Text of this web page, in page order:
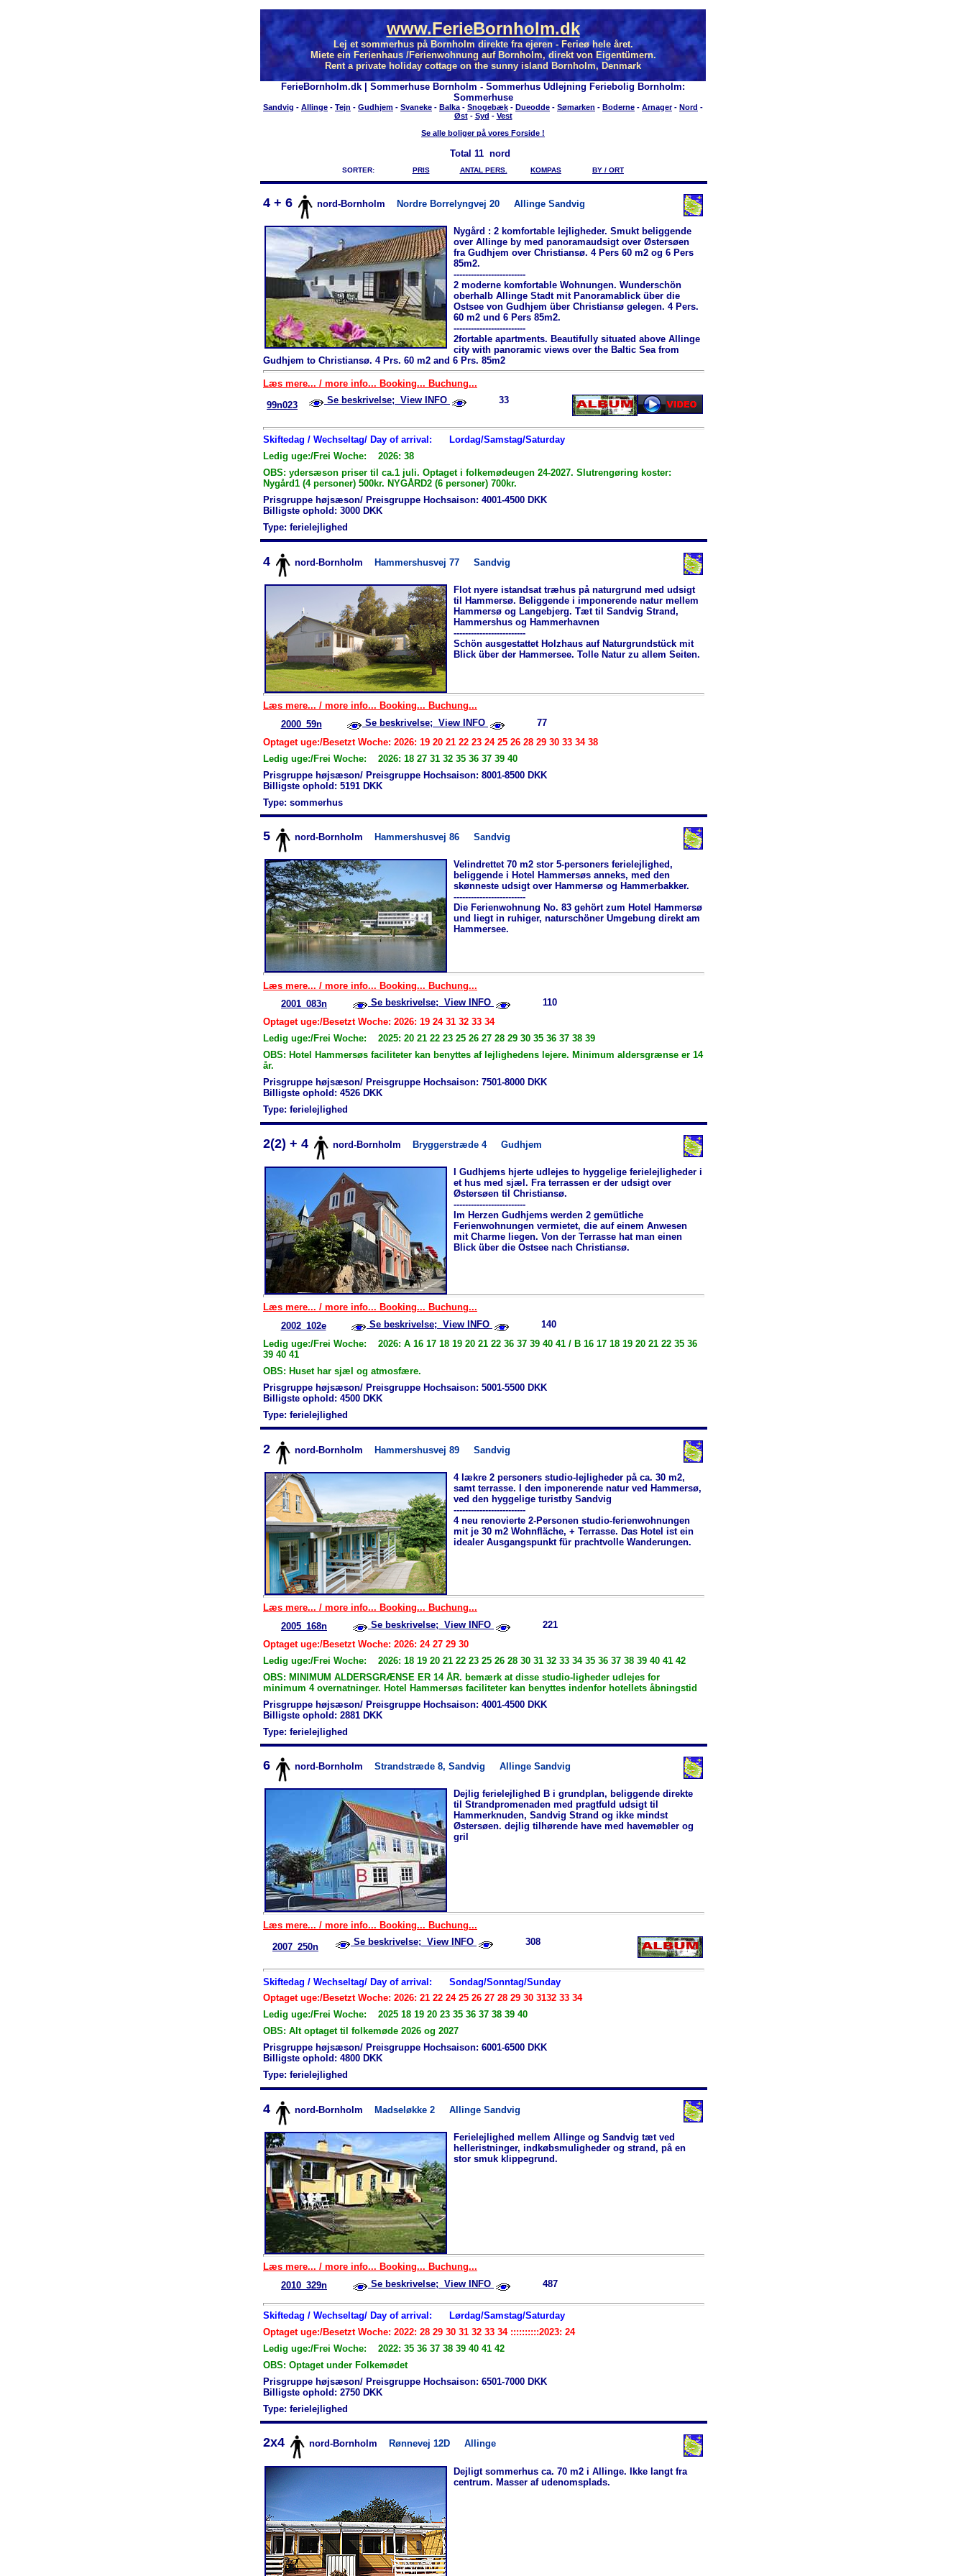
www.FerieBornholm.dk
Lej et sommerhus på Bornholm direkte fra ejeren - Ferieø hele året.
Miete ein Ferienhaus /Ferienwohnung auf Bornholm, direkt von Eigentümern.
Rent a private holiday cottage on the sunny island Bornholm, Denmark
FerieBornholm.dk | Sommerhuse Bornholm - Sommerhus Udlejning Feriebolig Bornholm:
Sommerhuse
Sandvig - Allinge - Tejn - Gudhjem - Svaneke - Balka - Snogebæk - Dueodde - Sømarken - Boderne - Arnager- Nord -
Øst- Syd - Vest
Se alle boliger på vores Forside !
Total 11 nord
SORTER: PRIS ANTAL PERS. KOMPAS BY / ORT
4 + 6 nord-Bornholm Nordre Borrelyngvej 20 Allinge Sandvig
Nygård : 2 komfortable lejligheder. Smukt beliggende
over Allinge by med panoramaudsigt over Østersøen
fra Gudhjem over Christiansø. 4 Pers 60 m2 og 6 Pers
85m2.
-------------------------
2 moderne komfortable Wohnungen. Wunderschön
oberhalb Allinge Stadt mit Panoramablick über die
Ostsee von Gudhjem über Christiansø gelegen. 4 Pers.
60 m2 und 6 Pers 85m2.
-------------------------
2fortable apartments. Beautifully situated above Allinge
city with panoramic views over the Baltic Sea from
Gudhjem to Christiansø. 4 Prs. 60 m2 and 6 Prs. 85m2
Læs mere... / more info... Booking... Buchung...
99n023
Se beskrivelse; View INFO 33
Skiftedag / Wechseltag/ Day of arrival:
Lordag/Samstag/Saturday
Ledig uge:/Frei Woche: 2026: 38
OBS: ydersæson priser til ca.1 juli. Optaget i folkemødeugen 24-2027. Slutrengøring koster:
Nygård1 (4 personer) 500kr. NYGÅRD2 (6 personer) 700kr.
Prisgruppe højsæson/ Preisgruppe Hochsaison: 4001-4500 DKK
Billigste ophold: 3000 DKK
Type: ferielejlighed
4 nord-Bornholm Hammershusvej 77 Sandvig
Flot nyere istandsat træhus på naturgrund med udsigt
til Hammersø. Beliggende i imponerende natur mellem
Hammersø og Langebjerg. Tæt til Sandvig Strand,
Hammershus og Hammerhavnen
-------------------------
Schön ausgestattet Holzhaus auf Natur­grundstück mit
Blick über der Hammersee. Tolle Natur zu allem Seiten.
Læs mere... / more info... Booking... Buchung...
2000_59n
Se beskrivelse; View INFO
77
Optaget uge:/Besetzt Woche: 2026: 19 20 21 22 23 24 25 26 28 29 30 33 34 38
Ledig uge:/Frei Woche: 2026: 18 27 31 32 35 36 37 39 40
Prisgruppe højsæson/ Preisgruppe Hochsaison: 8001-8500 DKK
Billigste ophold: 5191 DKK
Type: sommerhus
5 nord-Bornholm Hammershusvej 86 Sandvig
Velindrettet 70 m2 stor 5-personers ferielejlighed,
beliggende i Hotel Hammersøs anneks, med den
skønneste udsigt over Hammersø og Hammerbakker.
-------------------------
Die Ferienwohnung No. 83 gehört zum Hotel Hammersø
und liegt in ruhiger, naturschöner Umgebung direkt am
Hammersee.
Læs mere... / more info... Booking... Buchung...
2001_083n
Se beskrivelse; View INFO
110
Optaget uge:/Besetzt Woche: 2026: 19 24 31 32 33 34
Ledig uge:/Frei Woche: 2025: 20 21 22 23 25 26 27 28 29 30 35 36 37 38 39
OBS: Hotel Hammersøs faciliteter kan benyttes af lejlighedens lejere. Minimum aldersgrænse er 14
år.
Prisgruppe højsæson/ Preisgruppe Hochsaison: 7501-8000 DKK
Billigste ophold: 4526 DKK
Type: ferielejlighed
2(2) + 4 nord-Bornholm Bryggerstræde 4 Gudhjem
I Gudhjems hjerte udlejes to hyggelige ferielejligheder i
et hus med sjæl. Fra terrassen er der udsigt over
Østersøen til Christiansø.
-------------------------
Im Herzen Gudhjems werden 2 gemütliche
Ferienwohnungen vermietet, die auf einem Anwesen
mit Charme liegen. Von der Terrasse hat man einen
Blick über die Ostsee nach Christiansø.
Læs mere... / more info... Booking... Buchung...
2002_102e
Se beskrivelse; View INFO
140
Ledig uge:/Frei Woche: 2026: A 16 17 18 19 20 21 22 36 37 39 40 41 / B 16 17 18 19 20 21 22 35 36
39 40 41
OBS: Huset har sjæl og atmosfære.
Prisgruppe højsæson/ Preisgruppe Hochsaison: 5001-5500 DKK
Billigste ophold: 4500 DKK
Type: ferielejlighed
2 nord-Bornholm Hammershusvej 89 Sandvig
4 lækre 2 personers studio-lejligheder på ca. 30 m2,
samt terrasse. I den imponerende natur ved Hammersø,
ved den hyggelige turistby Sandvig
-------------------------
4 neu renovierte 2-Personen studio-ferienwohnungen
mit je 30 m2 Wohnfläche, + Terrasse. Das Hotel ist ein
idealer Ausgangspunkt für prachtvolle Wanderungen.
Læs mere... / more info... Booking... Buchung...
2005_168n
Se beskrivelse; View INFO
221
Optaget uge:/Besetzt Woche: 2026: 24 27 29 30
Ledig uge:/Frei Woche: 2026: 18 19 20 21 22 23 25 26 28 30 31 32 33 34 35 36 37 38 39 40 41 42
OBS: MINIMUM ALDERSGRÆNSE ER 14 ÅR. bemærk at disse studio-ligheder udlejes for
minimum 4 overnatninger. Hotel Hammersøs faciliteter kan benyttes indenfor hotellets åbningstid
Prisgruppe højsæson/ Preisgruppe Hochsaison: 4001-4500 DKK
Billigste ophold: 2881 DKK
Type: ferielejlighed
6 nord-Bornholm Strandstræde 8, Sandvig Allinge Sandvig
Dejlig ferielejlighed B i grundplan, beliggende direkte
til Strandpromenaden med pragtfuld udsigt til
Hammerknuden, Sandvig Strand og ikke mindst
Østersøen. dejlig tilhørende have med havemøbler og
gril
Læs mere... / more info... Booking... Buchung...
2007_250n Se beskrivelse; View INFO 308
Skiftedag / Wechseltag/ Day of arrival: Sondag/Sonntag/Sunday
Optaget uge:/Besetzt Woche: 2026: 21 22 24 25 26 27 28 29 30 3132 33 34
Ledig uge:/Frei Woche: 2025 18 19 20 23 35 36 37 38 39 40
OBS: Alt optaget til folkemøde 2026 og 2027
Prisgruppe højsæson/ Preisgruppe Hochsaison: 6001-6500 DKK
Billigste ophold: 4800 DKK
Type: ferielejlighed
4 nord-Bornholm Madseløkke 2 Allinge Sandvig
Ferielejlighed mellem Allinge og Sandvig tæt ved
helleristninger, indkøbsmuligheder og strand, på en
stor smuk klippegrund.
Læs mere... / more info... Booking... Buchung...
2010_329n
Se beskrivelse; View INFO 487
Skiftedag / Wechseltag/ Day of arrival:
Lørdag/Samstag/Saturday
Optaget uge:/Besetzt Woche: 2022: 28 29 30 31 32 33 34 ::::::::::2023: 24
Ledig uge:/Frei Woche: 2022: 35 36 37 38 39 40 41 42
OBS: Optaget under Folkemødet
Prisgruppe højsæson/ Preisgruppe Hochsaison: 6501-7000 DKK
Billigste ophold: 2750 DKK
Type: ferielejlighed
2x4 nord-Bornholm Rønnevej 12D Allinge
Dejligt sommerhus ca. 70 m2 i Allinge. Ikke langt fra
centrum. Masser af udenomsplads.